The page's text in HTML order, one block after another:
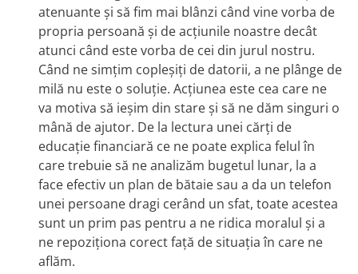
atenuante și să fim mai blânzi când vine vorba de
propria persoană și de acțiunile noastre decât
atunci când este vorba de cei din jurul nostru.
Când ne simțim copleșiți de datorii, a ne plânge de
milă nu este o soluție. Acțiunea este cea care ne
va motiva să ieșim din stare și să ne dăm singuri o
mână de ajutor. De la lectura unei cărți de
educație financiară ce ne poate explica felul în
care trebuie să ne analizăm bugetul lunar, la a
face efectiv un plan de bătaie sau a da un telefon
unei persoane dragi cerând un sfat, toate acestea
sunt un prim pas pentru a ne ridica moralul și a
ne repoziționa corect față de situația în care ne
aflăm.